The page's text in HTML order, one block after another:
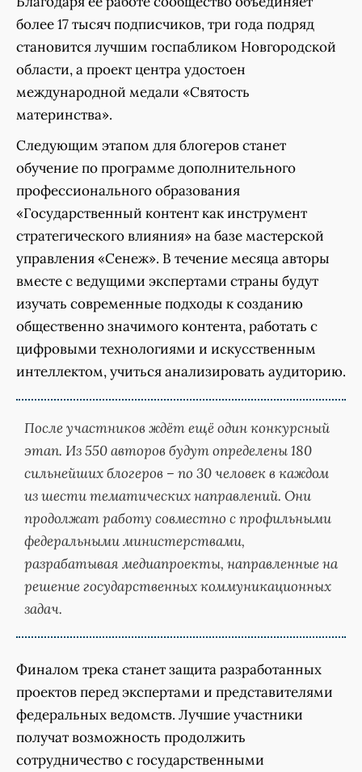
более 17 тысяч подписчиков, три года подряд
становится лучшим госпабликом Новгородской
области, а проект центра удостоен
международной медали «Святость
материнства».
Следующим этапом для блогеров станет
обучение по программе дополнительного
профессионального образования
«Государственный контент как инструмент
стратегического влияния» на базе мастерской
управления «Сенеж». В течение месяца авторы
вместе с ведущими экспертами страны будут
изучать современные подходы к созданию
общественно значимого контента, работать с
цифровыми технологиями и искусственным
интеллектом, учиться анализировать аудиторию.
После участников ждёт ещё один конкурсный
этап. Из 550 авторов будут определены 180
сильнейших блогеров – по 30 человек в каждом
из шести тематических направлений. Они
продолжат работу совместно с профильными
федеральными министерствами,
разрабатывая медиапроекты, направленные на
решение государственных коммуникационных
задач.
Финалом трека станет защита разработанных
проектов перед экспертами и представителями
федеральных ведомств. Лучшие участники
получат возможность продолжить
сотрудничество с государственными